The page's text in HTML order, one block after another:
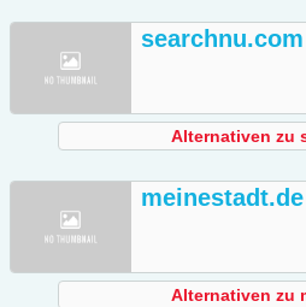
searchnu.com
Alternativen zu
meinestadt.de
Alternativen zu